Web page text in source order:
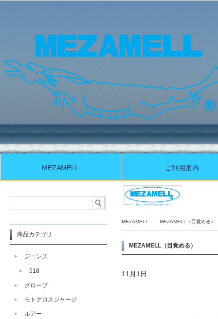
MEZAMELL ご利用案内
MEZAMELL MEZAMELL（目
MEZAMELL（目覚め
11月1日
商品カテゴリ
ジーンズ
518
グローブ
モトクロスジャージ
ルアー